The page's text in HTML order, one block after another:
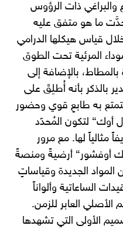
ذات الرؤوس
ما هو متفق عليه
قياس هيكلها الدرامي
السوداء المرئية تحت الطوق
بالمطاط، بالإضافة إلى
بالذكر بأنه أُطلِقَ على
به طابعٍ قوي وحضور
أوك“ لتكون المُحدّد
مثالياً لها. مع مرور
أوفشور“ أرضيةً ومنصةً
الجديدة وقياساتٍ
الساعاتية وألواناً
العابر للزمن.
التصميم الأولى التي تشهدها